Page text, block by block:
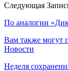
Следующая
По аналогии
Вам также могут
Новости
Неделя